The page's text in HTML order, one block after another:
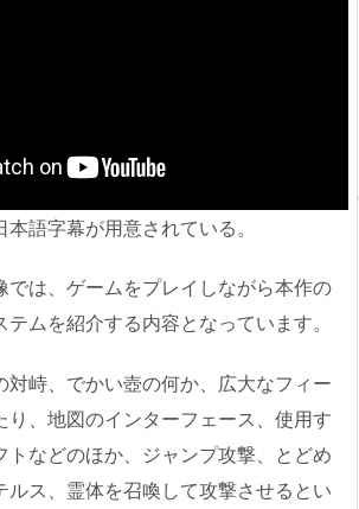
語字幕が用意されている。
では、ゲームをプレイしながら本作の
ムを紹介する内容となっています。
対峙、でかい壺の何か、広大なフィー
り、地図のインターフェース、使用す
トなどのほか、ジャンプ攻撃、とどめ
ルス、霊体を召喚して攻撃させるとい